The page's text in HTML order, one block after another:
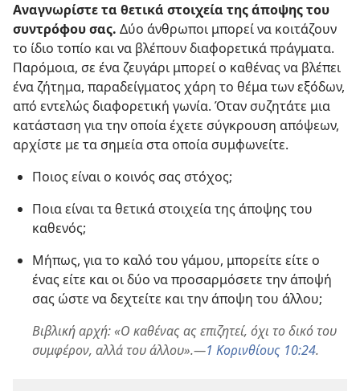
Αναγνωρίστε τα θετικά στοιχεία της άποψης του
συντρόφου σας. Δύο άνθρωποι μπορεί να κοιτάζουν
το ίδιο τοπίο και να βλέπουν διαφορετικά πράγματα.
Παρόμοια, σε ένα ζευγάρι μπορεί ο καθένας να βλέπει
ένα ζήτημα, παραδείγματος χάρη το θέμα των εξόδων,
από εντελώς διαφορετική γωνία. Όταν συζητάτε μια
κατάσταση για την οποία έχετε σύγκρουση απόψεων,
αρχίστε με τα σημεία στα οποία συμφωνείτε.
Ποιος είναι ο κοινός σας στόχος;
Ποια είναι τα θετικά στοιχεία της άποψης του
καθενός;
Μήπως, για το καλό του γάμου, μπορείτε είτε ο
ένας είτε και οι δύο να προσαρμόσετε την άποψή
σας ώστε να δεχτείτε και την άποψη του άλλου;
Βιβλική αρχή: «Ο καθένας ας επιζητεί, όχι το δικό του
συμφέρον, αλλά του άλλου».—1 Κορινθίους 10:24.